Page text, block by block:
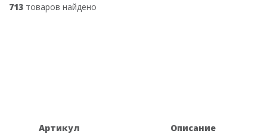
713 товаров найдено
Артикул Описание